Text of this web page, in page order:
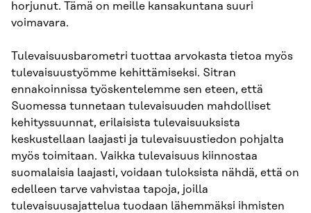
horjunut. Tämä on meille kansakuntana suuri
voimavara.
Tulevaisuusbarometri tuottaa arvokasta tietoa myös
tulevaisuustyömme kehittämiseksi. Sitran
ennakoinnissa työskentelemme sen eteen, että
Suomessa tunnetaan tulevaisuuden mahdolliset
kehityssuunnat, erilaisista tulevaisuuksista
keskustellaan laajasti ja tulevaisuustiedon pohjalta
myös toimitaan. Vaikka tulevaisuus kiinnostaa
suomalaisia laajasti, voidaan tuloksista nähdä, että on
edelleen tarve vahvistaa tapoja, joilla
tulevaisuusajattelua tuodaan lähemmäksi ihmisten